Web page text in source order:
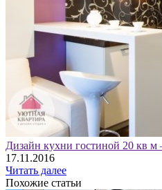
Дизайн кухни гостиной 20 кв
17.11.2016
Читать далее
Похожие статьи